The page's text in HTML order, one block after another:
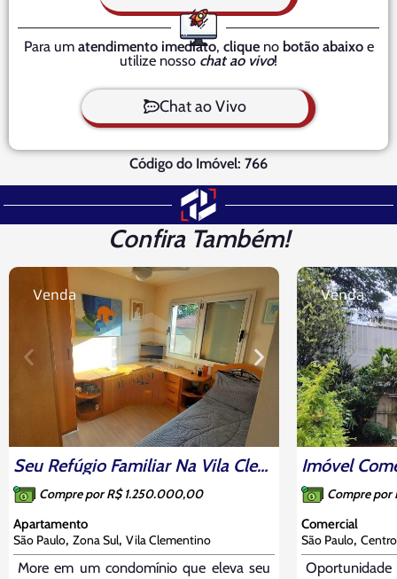
Para um atendimento imediato, clique no botão abaixo e
utilize nosso chat ao vivo!
Chat ao Vivo
Código do Imóvel: 766
Confira Também!
Seu Refúgio Familiar Na Vila Clementino: 3 Dorms (1 Suíte), Face Norte E Lazer Completo
Compre por R$ 1.250.000,00
Apartamento
Venda
São Paulo, Zona Sul, Vila Clementino
More em um condomínio que eleva seu
Compre
Comercial
Venda
São Paulo, Centro
Oportunidade